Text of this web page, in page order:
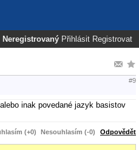
Neregistrovaný Přihlásit Registrovat
#9
alebo inak povedané jazyk basistov
(+0) Nesouhlasím (-0) Odpovědět